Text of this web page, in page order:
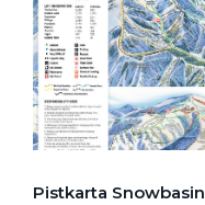
Pistkarta Snowbasin